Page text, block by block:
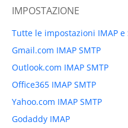
IMPOSTAZIONE
Tutte le impostazioni IMAP e
Gmail.com IMAP SMTP
Outlook.com IMAP SMTP
Office365 IMAP SMTP
Yahoo.com IMAP SMTP
Godaddy IMAP